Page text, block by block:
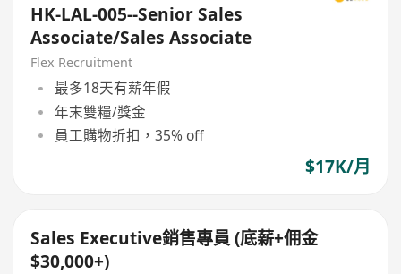
HK-LAL-005--Senior Sales
Associate/Sales Associate
Flex Recruitment
最多18天有薪年假
年末雙糧/獎金
員工購物折扣，35% off
$17K/月
Sales Executive銷售專員 (底薪+佣金
$30,000+)